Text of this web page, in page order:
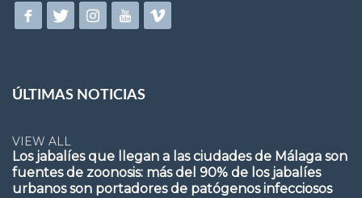
ÚLTIMAS NOTICIAS
VIEW ALL
Los jabalíes que llegan a las ciudades de Málaga son
fuentes de zoonosis: más del 90% de los jabalíes
urbanos son portadores de patógenos infecciosos